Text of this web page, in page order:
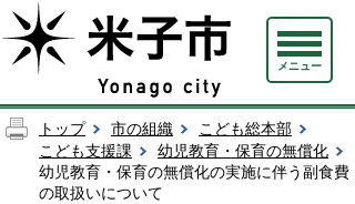
メニュー
トップ 市の組織
こども総本部
こども支援課
幼児教育・保育の無償化
幼児教育・保育の無償化の実施に伴う副食費
の取扱いについて